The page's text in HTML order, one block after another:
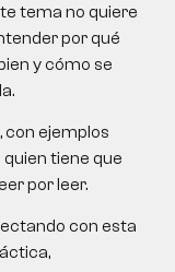
tema no quiere
por qué
y cómo se
con ejemplos
tiene que
por leer.
con esta